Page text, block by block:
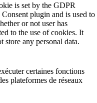
is set by the GDPR
plugin and is used to
or not user has
to the use of cookies. It
store any personal data.
certaines fonctions
plateformes de réseaux